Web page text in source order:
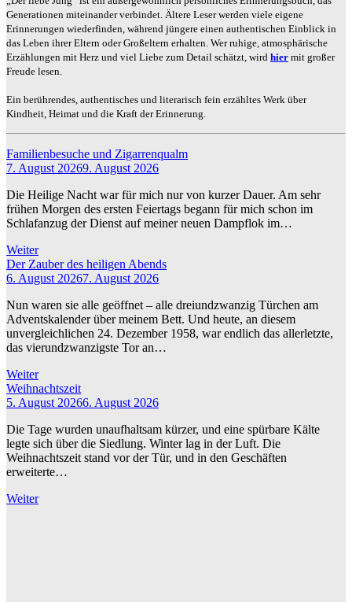
Generationen miteinander verbindet. Ältere Leser werden viele eigene
Erinnerungen wiederfinden, während jüngere einen authentischen Einblick in
das Leben ihrer Eltern oder Großeltern erhalten. Wer ruhige, atmosphärische
Erzählungen mit Herz und viel Liebe zum Detail schätzt, wird hier mit großer
Freude lesen.
Ein berührendes, authentisches und literarisch fein erzähltes Werk über
Kindheit, Heimat und die Kraft der Erinnerung.
Familienbesuche und Zigarrenqualm
7. August 20269. August 2026
Die Heilige Nacht war für mich nur von kurzer Dauer. Am sehr
frühen Morgen des ersten Feiertags begann für mich schon im
Schlafanzug der Dienst auf meiner neuen Dampflok im…
Weiter
Der Zauber des heiligen Abends
6. August 20267. August 2026
Nun waren sie alle geöffnet – alle dreiundzwanzig Türchen am
Adventskalender über meinem Bett. Und heute, an diesem
unvergleichlichen 24. Dezember 1958, war endlich das allerletzte,
das vierundzwanzigste Tor an…
Weiter
Weihnachtszeit
5. August 20266. August 2026
Die Tage wurden unaufhaltsam kürzer, und eine spürbare Kälte
legte sich über die Siedlung. Winter lag in der Luft. Die
Weihnachtszeit stand vor der Tür, und in den Geschäften
erweiterte…
Weiter